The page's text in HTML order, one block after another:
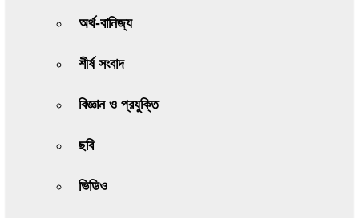
অর্থ-বানিজ্য
শীর্ষ সংবাদ
বিজ্ঞান ও প্রযুক্তি
ছবি
ভিডিও